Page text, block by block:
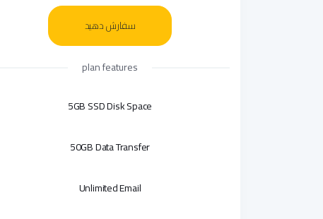
سفارش دهید
plan features
5GB SSD Disk Space
50GB Data Transfer
Unlimited Email